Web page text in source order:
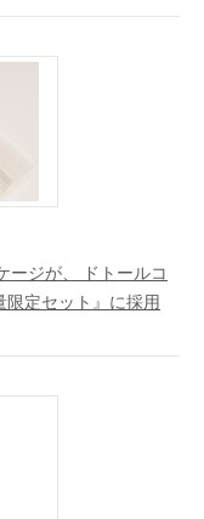
ージが、 ドトールコ
定セット』に採用